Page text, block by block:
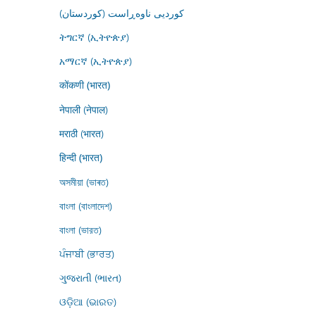
کوردیی ناوەڕاست (کوردستان)
ትግርኛ (ኢትዮጵያ)
አማርኛ (ኢትዮጵያ)
कोंकणी (भारत)
नेपाली (नेपाल)
मराठी (भारत)
हिन्दी (भारत)
অসমীয়া (ভাৰত)
বাংলা (বাংলাদেশ)
বাংলা (ভারত)
ਪੰਜਾਬੀ (ਭਾਰਤ)
ગુજરાતી (ભારત)
ଓଡ଼ିଆ (ଭାରତ)